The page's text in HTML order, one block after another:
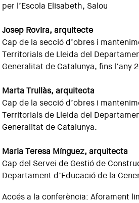
per l’Escola Elisabeth, Salou
Josep Rovira, arquitecte
Cap de la secció d’obres i
Territorials de Lleida del
Generalitat de Catalunya, fins l’any
Marta Trullàs, arquitecta
Cap de la secció d’obres i
Territorials de Lleida del
Generalitat de Catalunya.
Maria Teresa Mínguez, arquitecta
Cap del Servei de Gestió de
Departament d’Educació de la
Accés a la conferència: Aforament